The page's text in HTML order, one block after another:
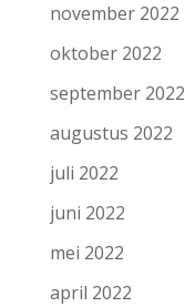
november 2022
oktober 2022
september 2022
augustus 2022
juli 2022
juni 2022
mei 2022
april 2022